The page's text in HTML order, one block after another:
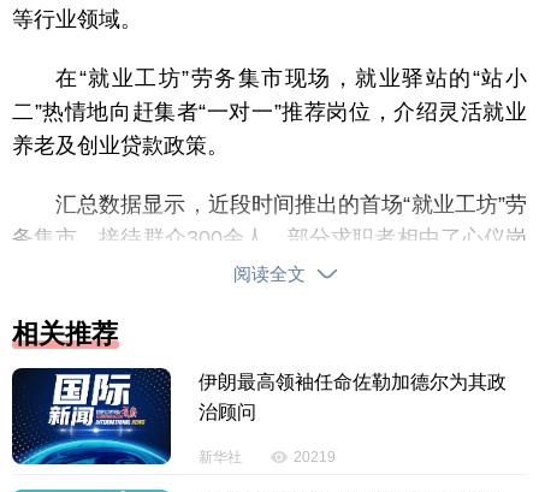
等行业领域。
在“就业工坊”劳务集市现场，就业驿站的“站小
二”热情地向赶集者“一对一”推荐岗位，介绍灵活就业
养老及创业贷款政策。
汇总数据显示，近段时间推出的首场“就业工坊”劳
务集市，接待群众300余人，部分求职者相中了心仪岗
位，经过面试、试用等程序后将被用人单位录用。
阅读全文
相关推荐
伊朗最高领袖任命佐勒加德尔为其政
治顾问
新华社 20219